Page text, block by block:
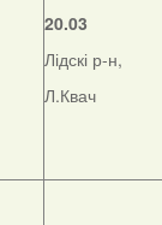
20.03
Лідскі р-н,
Л.Квач